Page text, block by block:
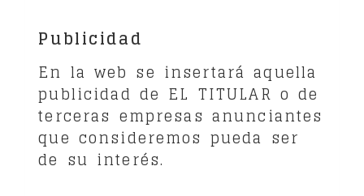
Publicidad
En la web se insertará aquella
publicidad de EL TITULAR o de
terceras empresas anunciantes
que consideremos pueda ser
de su interés.